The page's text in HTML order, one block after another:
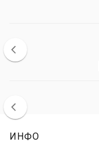
ИНФО